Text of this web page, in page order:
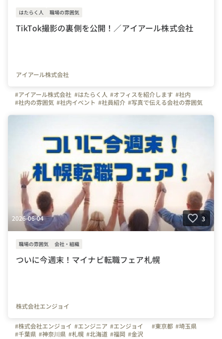
はたらく人 職場の雰囲気
TikTok撮影の裏側を公開！／アイアール株式会社
アイアール株式会社
#アイアール株式会社 #はたらく人 #オフィスを紹介します #社内
#社内の雰囲気 #社内イベント #社員紹介 #写真で伝える会社の雰囲気
2026-06-04 3
職場の雰囲気 会社・組織
ついに今週末！マイナビ転職フェア札幌
株式会社エンジョイ
#株式会社エンジョイ #エンジニア #エンジョイ #東京都 #埼玉県
#千葉県 #神奈川県 #札幌 #北海道 #福岡 #金沢